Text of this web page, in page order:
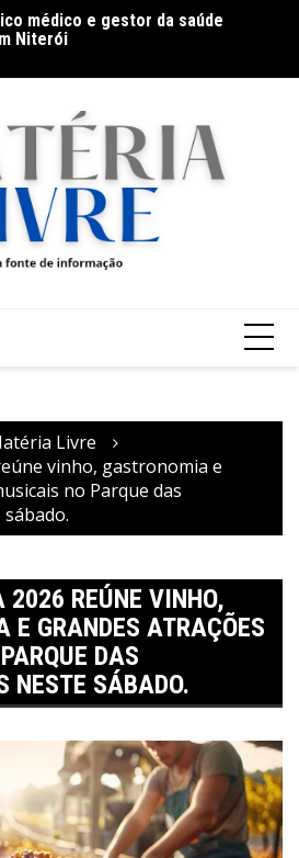
médico e gestor da saúde
Niterói
Livre
vinho, gastronomia e
no Parque das
2026 REÚNE VINHO,
E GRANDES ATRAÇÕES
DAS
NESTE SÁBADO.